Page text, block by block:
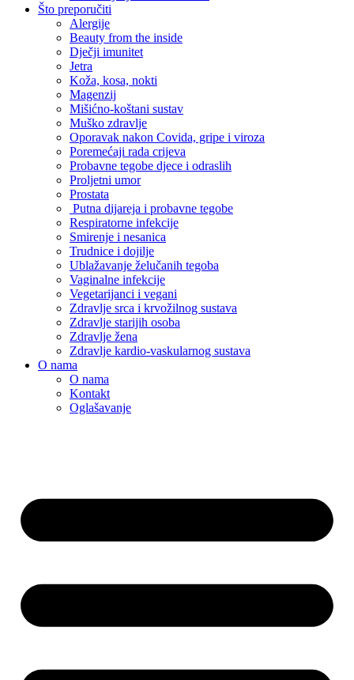
Što preporučiti
Alergije
Beauty from the inside
Dječji imunitet
Jetra
Koža, kosa, nokti
Magenzij
Mišićno-koštani sustav
Muško zdravlje
Oporavak nakon Covida, gripe i viroza
Poremećaji rada crijeva
Probavne tegobe djece i odraslih
Proljetni umor
Prostata
Putna dijareja i probavne tegobe
Respiratorne infekcije
Smirenje i nesanica
Trudnice i dojilje
Ublažavanje želučanih tegoba
Vaginalne infekcije
Vegetarijanci i vegani
Zdravlje srca i krvožilnog sustava
Zdravlje starijih osoba
Zdravlje žena
Zdravlje kardio-vaskularnog sustava
O nama
O nama
Kontakt
Oglašavanje